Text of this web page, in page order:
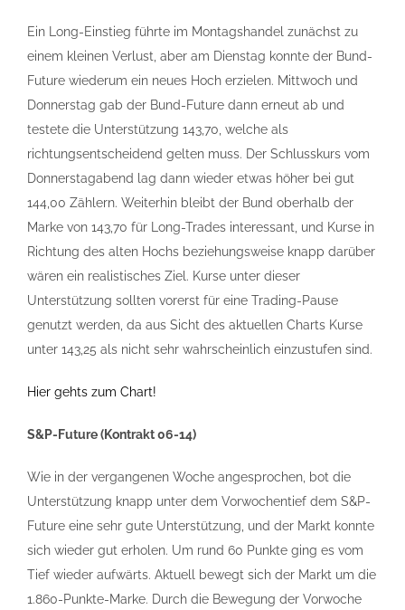
Ein Long-Einstieg führte im Montagshandel zunächst zu
einem kleinen Verlust, aber am Dienstag konnte der Bund-
Future wiederum ein neues Hoch erzielen. Mittwoch und
Donnerstag gab der Bund-Future dann erneut ab und
testete die Unterstützung 143,70, welche als
richtungsentscheidend gelten muss. Der Schlusskurs vom
Donnerstagabend lag dann wieder etwas höher bei gut
144,00 Zählern. Weiterhin bleibt der Bund oberhalb der
Marke von 143,70 für Long-Trades interessant, und Kurse in
Richtung des alten Hochs beziehungsweise knapp darüber
wären ein realistisches Ziel. Kurse unter dieser
Unterstützung sollten vorerst für eine Trading-Pause
genutzt werden, da aus Sicht des aktuellen Charts Kurse
unter 143,25 als nicht sehr wahrscheinlich einzustufen sind.
Hier gehts zum Chart!
S&P-Future (Kontrakt 06-14)
Wie in der vergangenen Woche angesprochen, bot die
Unterstützung knapp unter dem Vorwochentief dem S&P-
Future eine sehr gute Unterstützung, und der Markt konnte
sich wieder gut erholen. Um rund 60 Punkte ging es vom
Tief wieder aufwärts. Aktuell bewegt sich der Markt um die
1.860-Punkte-Marke. Durch die Bewegung der Vorwoche